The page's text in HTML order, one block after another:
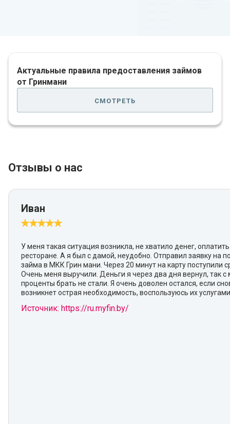
Актуальные правила предоставления займов
от Гринмани
смотреть
Отзывы о нас
Иван
У меня такая ситуация возникла, не хватило денег,
ресторане. А я был с дамой, неудобно. Отправил заявку на
займа в МКК Грин мани. Через 20 минут на карту поступили
Очень меня выручили. Деньги я через два дня вернул, так с
проценты брать не стали. Я очень доволен остался, если
возникнет острая необходимость, воспользуюсь их
Источник: https://ru.myfin.by/